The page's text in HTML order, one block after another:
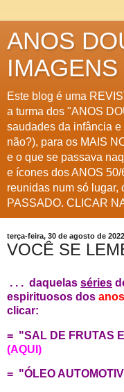
ANOS
IMAGENS
Este blog é uma
a turma dos "ANOS
saudades da infância
não?), para os MAIS
e o que se passava
e ícones dos ANOS
reunidas num só lugar,
PASSADO. CLICAR
terça-feira, 30 de agosto de 2022
VOCÊ SE
. . . daquelas séries
espirituosos dos
clicar:
= "SAL DE FRUTAS
(AQUI)
= "ÓLEO